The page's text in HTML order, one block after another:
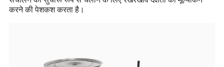
करने की पेशकश करता है।